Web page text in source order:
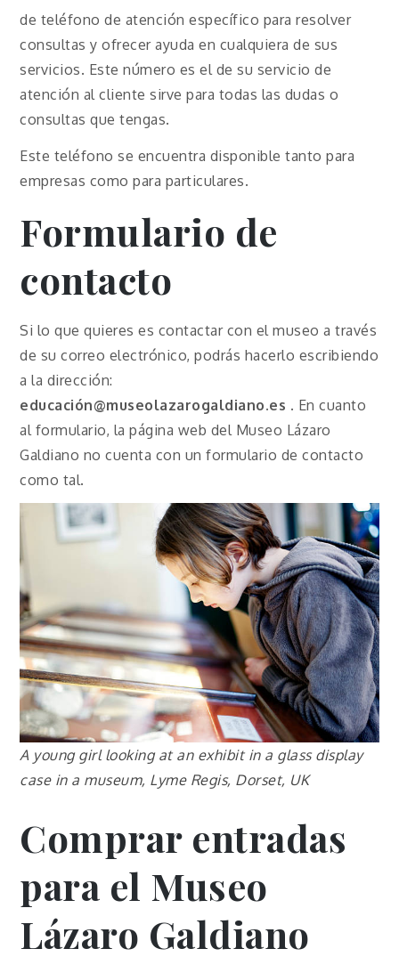
de teléfono de atención específico para resolver
consultas y ofrecer ayuda en cualquiera de sus
servicios. Este número es el de su servicio de
atención al cliente sirve para todas las dudas o
consultas que tengas.
Este teléfono se encuentra disponible tanto para
empresas como para particulares.
Formulario de
contacto
Si lo que quieres es contactar con el museo a través
de su correo electrónico, podrás hacerlo escribiendo
a la dirección:
educación@museolazarogaldiano.es . En cuanto
al formulario, la página web del Museo Lázaro
Galdiano no cuenta con un formulario de contacto
como tal.
A young girl looking at an exhibit in a glass display
case in a museum, Lyme Regis, Dorset, UK
Comprar entradas
para el Museo
Lázaro Galdiano